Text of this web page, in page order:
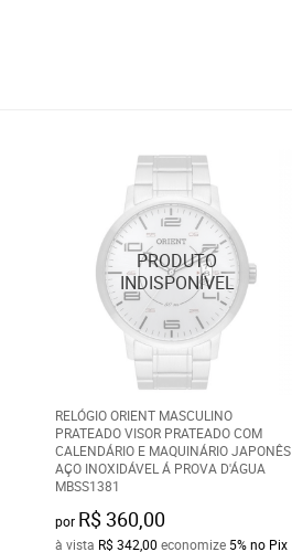
RELÓGIO ORIENT MASCULINO
PRATEADO VISOR PRATEADO COM
CALENDÁRIO E MAQUINÁRIO JAPONÊS
AÇO INOXIDÁVEL Á PROVA D'ÁGUA
MBSS1381
por R$ 360,00
à vista R$ 342,00 economize 5% no Pix